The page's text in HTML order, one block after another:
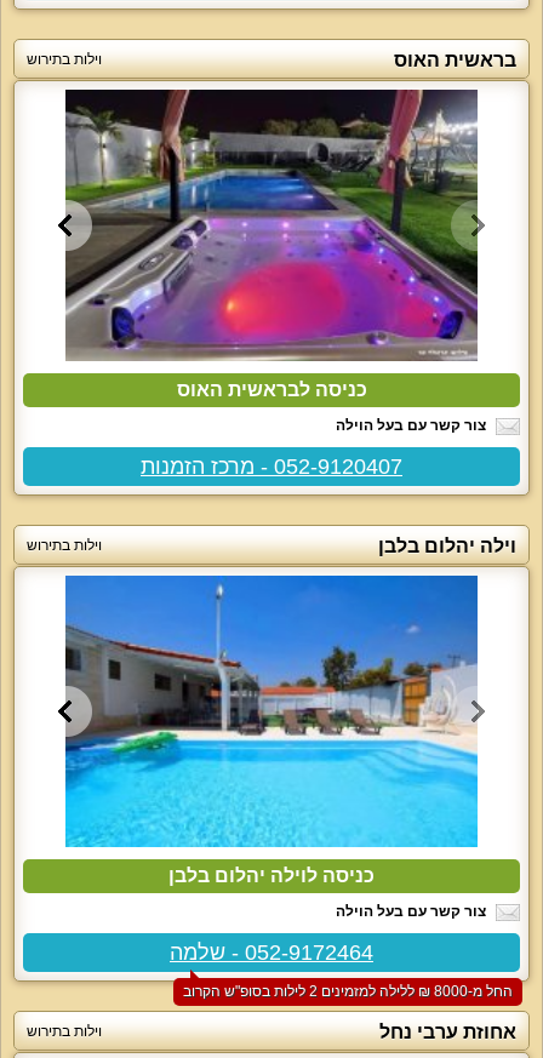
בראשית האוס וילות בתירוש
כניסה לבראשית האוס
צור קשר עם בעל הוילה
052-9120407 - מרכז הזמנות
וילה יהלום בלבן וילות בתירוש
כניסה לוילה יהלום בלבן
צור קשר עם בעל הוילה
052-9172464 - שלמה
החל מ-‏8000 ₪ ללילה למזמינים 2 לילות בסופ"ש הקרוב
אחוזת ערבי נחל וילות בתירוש